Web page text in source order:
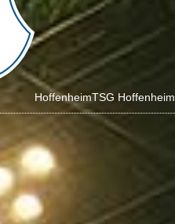
HoffenheimTSG Hoffenheim